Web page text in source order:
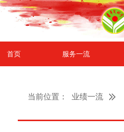
首页 服务一流
当前位置： 业绩一流